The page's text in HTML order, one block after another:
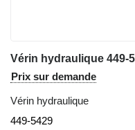
Prix sur demande
Vérin hydraulique
449-5429